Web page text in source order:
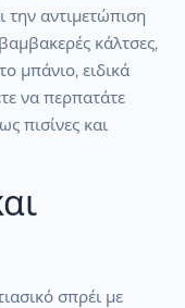
αντιμετώπιση
κάλτσες,
μπάνιο, ειδικά
να περπατάτε
πισίνες και
σπρέι με